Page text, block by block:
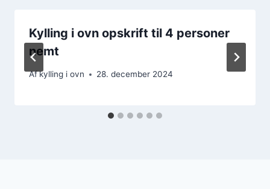
Kylling i ovn opskrift til 4 personer
nemt
Afkylling i ovn 28. december 2024